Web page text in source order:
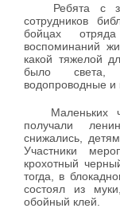
Ребята с
сотрудников
бойцах
воспоминаний
какой тяжелой
было света,
водопроводные и
Маленьких
получали
снижались,
Участники
крохотный
тогда, в
состоял из
обойный клей.